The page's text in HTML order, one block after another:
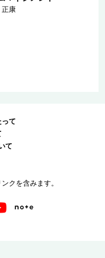
康
て
て
クを含みます。